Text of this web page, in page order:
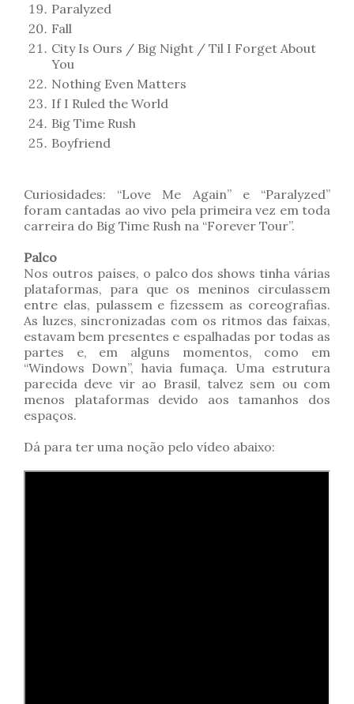
Paralyzed
Fall
City Is Ours / Big Night / Til I Forget About
You
Nothing Even Matters
If I Ruled the World
Big Time Rush
Boyfriend
Curiosidades: “Love Me Again” e “Paralyzed”
foram cantadas ao vivo pela primeira vez em toda
carreira do Big Time Rush na “Forever Tour”.
Palco
Nos outros países, o palco dos shows tinha várias
plataformas, para que os meninos circulassem
entre elas, pulassem e fizessem as coreografias.
As luzes, sincronizadas com os ritmos das faixas,
estavam bem presentes e espalhadas por todas as
partes e, em alguns momentos, como em
“Windows Down”, havia fumaça. Uma estrutura
parecida deve vir ao Brasil, talvez sem ou com
menos plataformas devido aos tamanhos dos
espaços.
Dá para ter uma noção pelo vídeo abaixo: